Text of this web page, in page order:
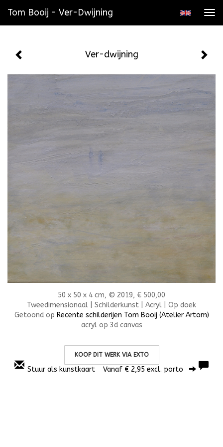
Tom Booij - Ver-Dwijning
Ver-dwijning
50 x 50 x 4 cm, © 2019, € 500,00
Tweedimensionaal | Schilderkunst | Acryl | Op doek
Getoond op Recente schilderijen Tom Booij (Atelier Artom)
acryl op 3d canvas
KOOP DIT WERK VIA EXTO
Stuur als kunstkaart Vanaf € 2,95 excl. porto